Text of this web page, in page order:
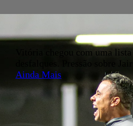
Vitória chegou com uma
Ainda Mais